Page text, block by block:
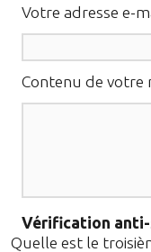
Votre adresse e-
Contenu de votre
Vérification anti-
Quelle est le